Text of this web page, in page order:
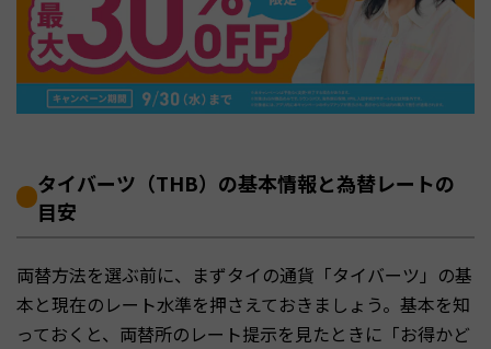
タイバーツ（THB）の基本情報と為替レートの
目安
両替方法を選ぶ前に、まずタイの通貨「タイバーツ」の基
本と現在のレート水準を押さえておきましょう。基本を知
っておくと、両替所のレート提示を見たときに「お得かど